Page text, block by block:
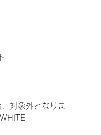
対象外となりま